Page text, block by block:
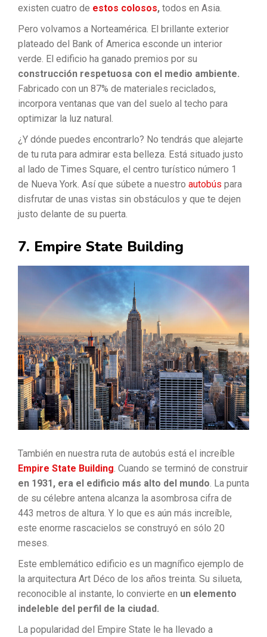
existen cuatro de estos colosos, todos en Asia.
Pero volvamos a Norteamérica. El brillante exterior
plateado del Bank of America esconde un interior
verde. El edificio ha ganado premios por su
construcción respetuosa con el medio ambiente.
Fabricado con un 87% de materiales reciclados,
incorpora ventanas que van del suelo al techo para
optimizar la luz natural.
¿Y dónde puedes encontrarlo? No tendrás que alejarte
de tu ruta para admirar esta belleza. Está situado justo
al lado de Times Square, el centro turístico número 1
de Nueva York. Así que súbete a nuestro autobús para
disfrutar de unas vistas sin obstáculos y que te dejen
justo delante de su puerta.
7. Empire State Building
También en nuestra ruta de autobús está el increíble
Empire State Building . Cuando se terminó de construir
en 1931, era el edificio más alto del mundo . La punta
de su célebre antena alcanza la asombrosa cifra de
443 metros de altura. Y lo que es aún más increíble,
este enorme rascacielos se construyó en sólo 20
meses.
Este emblemático edificio es un magnífico ejemplo de
la arquitectura Art Déco de los años treinta. Su silueta,
reconocible al instante, lo convierte en un elemento
indeleble del perfil de la ciudad.
La popularidad del Empire State le ha llevado a